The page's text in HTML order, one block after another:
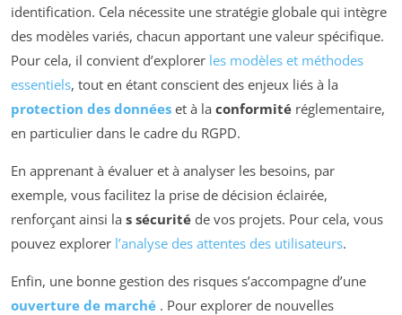
identification. Cela nécessite une stratégie globale qui intègre
des modèles variés, chacun apportant une valeur spécifique.
Pour cela, il convient d’explorer les modèles et méthodes
essentiels, tout en étant conscient des enjeux liés à la
protection des données et à la conformité réglementaire,
en particulier dans le cadre du RGPD.
En apprenant à évaluer et à analyser les besoins, par
exemple, vous facilitez la prise de décision éclairée,
renforçant ainsi la s sécurité de vos projets. Pour cela, vous
pouvez explorer l’analyse des attentes des utilisateurs.
Enfin, une bonne gestion des risques s’accompagne d’une
ouverture de marché . Pour explorer de nouvelles